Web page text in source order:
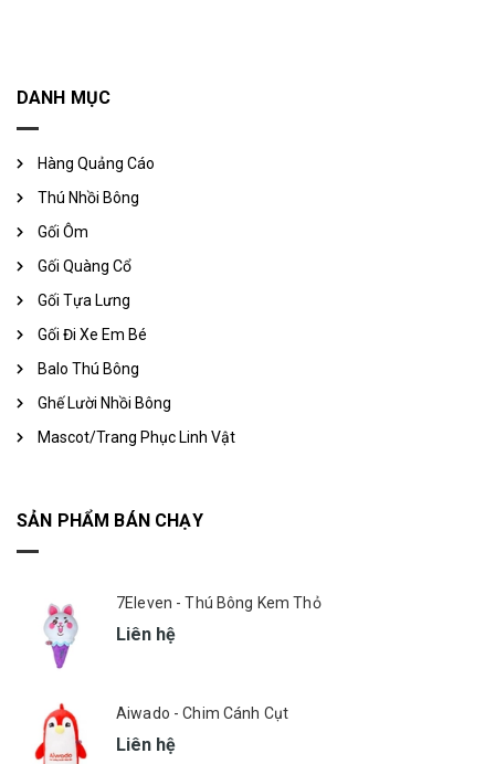
DANH MỤC
Hàng Quảng Cáo
Thú Nhồi Bông
Gối Ôm
Gối Quàng Cổ
Gối Tựa Lưng
Gối Đi Xe Em Bé
Balo Thú Bông
Ghế Lười Nhồi Bông
Mascot/Trang Phục Linh Vật
SẢN PHẨM BÁN CHẠY
7Eleven - Thú Bông Kem Thỏ
Liên hệ
Aiwado - Chim Cánh Cụt
Liên hệ